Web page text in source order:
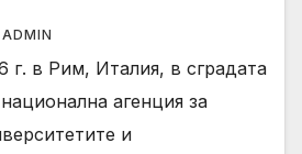
ADMIN
г. в Рим, Италия, в сградата
агенция за
и